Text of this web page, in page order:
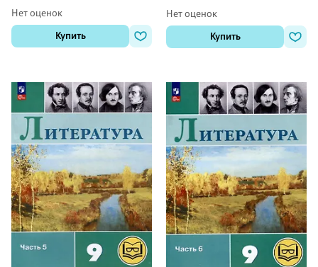
Нет оценок
Купить
Нет оценок
Купить